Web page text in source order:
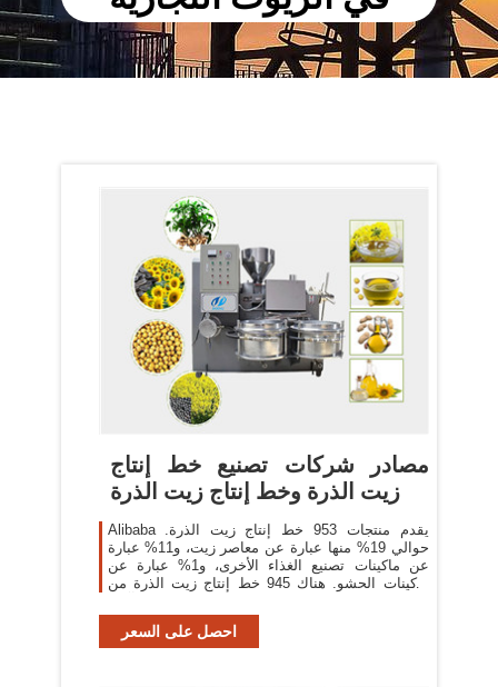
مصادر شركات تصنيع خط إنتاج
زيت الذرة وخط إنتاج زيت الذرة
Alibaba يقدم منتجات 953 خط إنتاج زيت الذرة.
حوالي 19% منها عبارة عن معاصر زيت، و11% عبارة
عن ماكينات تصنيع الغذاء الأخرى، و1% عبارة عن
ماكينات الحشو. هناك 945 خط إنتاج زيت الذرة من
احصل على السعر